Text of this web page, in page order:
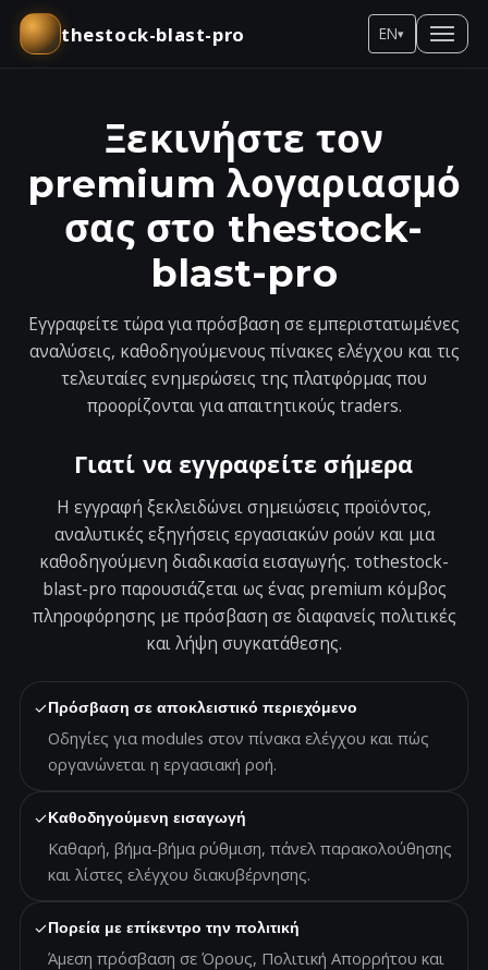
thestock-blast-pro EN▾
Ξεκινήστε τον
premium λογαριασμό
σας στο thestock-
blast-pro
Εγγραφείτε τώρα για πρόσβαση σε εμπεριστατωμένες
αναλύσεις, καθοδηγούμενους πίνακες ελέγχου και τις
τελευταίες ενημερώσεις της πλατφόρμας που
προορίζονται για απαιτητικούς traders.
Γιατί να εγγραφείτε σήμερα
Η εγγραφή ξεκλειδώνει σημειώσεις προϊόντος,
αναλυτικές εξηγήσεις εργασιακών ροών και μια
καθοδηγούμενη διαδικασία εισαγωγής. τοthestock-
blast-pro παρουσιάζεται ως ένας premium κόμβος
πληροφόρησης με πρόσβαση σε διαφανείς πολιτικές
και λήψη συγκατάθεσης.
✓Πρόσβαση σε αποκλειστικό περιεχόμενο
Οδηγίες για modules στον πίνακα ελέγχου και πώς
οργανώνεται η εργασιακή ροή.
✓Καθοδηγούμενη εισαγωγή
Καθαρή, βήμα-βήμα ρύθμιση, πάνελ παρακολούθησης
και λίστες ελέγχου διακυβέρνησης.
✓Πορεία με επίκεντρο την πολιτική
Άμεση πρόσβαση σε Όρους, Πολιτική Απορρήτου και